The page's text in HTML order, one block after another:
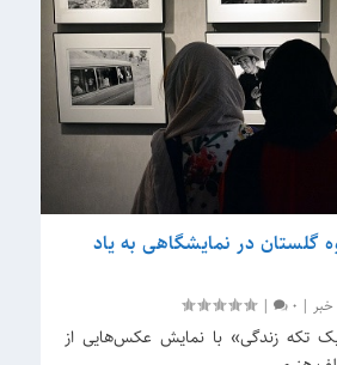
گلستان در نمایشگاهی به یاد
خبر |
0
|
تکه زندگی» با نمایش عکس‌هایی از